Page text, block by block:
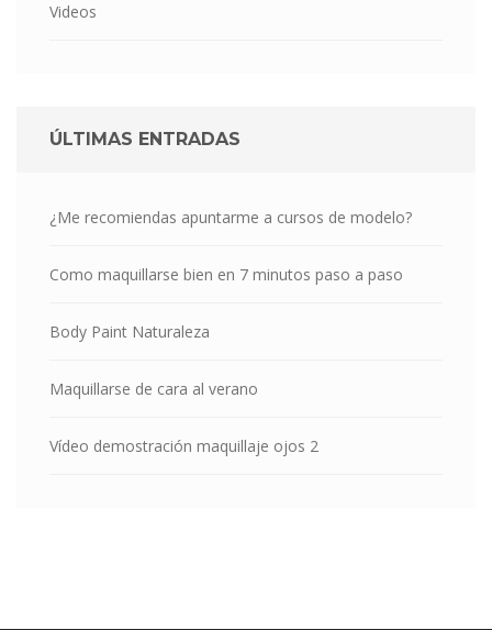
Videos
ÚLTIMAS ENTRADAS
¿Me recomiendas apuntarme a cursos de modelo?
Como maquillarse bien en 7 minutos paso a paso
Body Paint Naturaleza
Maquillarse de cara al verano
Vídeo demostración maquillaje ojos 2